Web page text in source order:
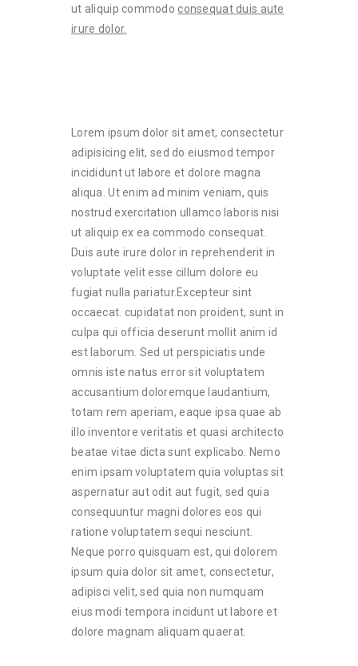
ut aliquip commodo consequat duis aute
irure dolor.
Lorem ipsum dolor sit amet, consectetur
adipisicing elit, sed do eiusmod tempor
incididunt ut labore et dolore magna
aliqua. Ut enim ad minim veniam, quis
nostrud exercitation ullamco laboris nisi
ut aliquip ex ea commodo consequat.
Duis aute irure dolor in reprehenderit in
voluptate velit esse cillum dolore eu
fugiat nulla pariatur.Excepteur sint
occaecat. cupidatat non proident, sunt in
culpa qui officia deserunt mollit anim id
est laborum. Sed ut perspiciatis unde
omnis iste natus error sit voluptatem
accusantium doloremque laudantium,
totam rem aperiam, eaque ipsa quae ab
illo inventore veritatis et quasi architecto
beatae vitae dicta sunt explicabo. Nemo
enim ipsam voluptatem quia voluptas sit
aspernatur aut odit aut fugit, sed quia
consequuntur magni dolores eos qui
ratione voluptatem sequi nesciunt.
Neque porro quisquam est, qui dolorem
ipsum quia dolor sit amet, consectetur,
adipisci velit, sed quia non numquam
eius modi tempora incidunt ut labore et
dolore magnam aliquam quaerat.